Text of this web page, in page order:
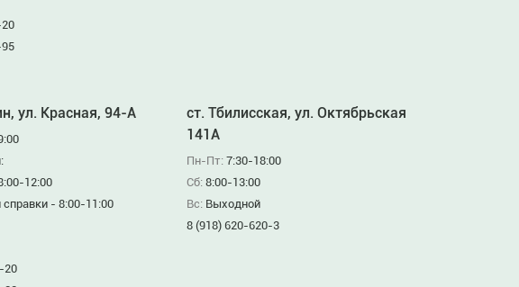
ул. Красная, 94-А
12:00
справки - 8:00-11:00
20
ст. Тбилисская, ул. Октябрьская
141А
Пн-Пт: 7:30-18:00
Сб: 8:00-13:00
Вс: Выходной
8 (918) 620-620-3